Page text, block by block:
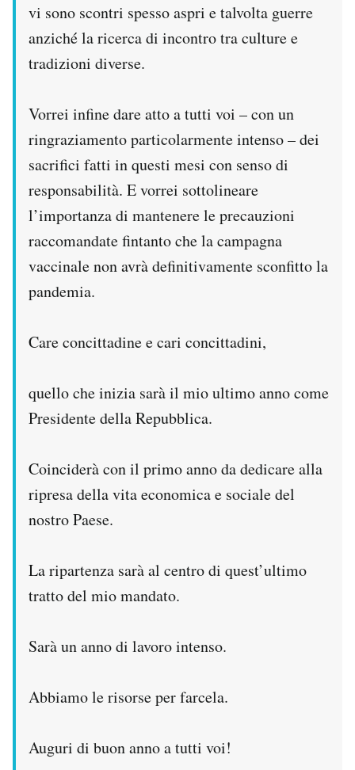
vi sono scontri spesso aspri e talvolta guerre
anziché la ricerca di incontro tra culture e
tradizioni diverse.
Vorrei infine dare atto a tutti voi – con un
ringraziamento particolarmente intenso – dei
sacrifici fatti in questi mesi con senso di
responsabilità. E vorrei sottolineare
l’importanza di mantenere le precauzioni
raccomandate fintanto che la campagna
vaccinale non avrà definitivamente sconfitto la
pandemia.
Care concittadine e cari concittadini,
quello che inizia sarà il mio ultimo anno come
Presidente della Repubblica.
Coinciderà con il primo anno da dedicare alla
ripresa della vita economica e sociale del
nostro Paese.
La ripartenza sarà al centro di quest’ultimo
tratto del mio mandato.
Sarà un anno di lavoro intenso.
Abbiamo le risorse per farcela.
Auguri di buon anno a tutti voi!